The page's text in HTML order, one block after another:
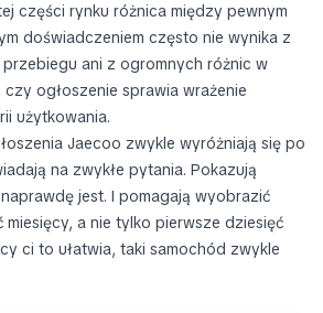
części rynku różnica między pewnym
doświadczeniem często nie wynika z
ani z ogromnych różnic w
ogłoszenie sprawia wrażenie
użytkowania.
Jaecoo zwykle wyróżniają się po
na zwykłe pytania. Pokazują
jest. I pomagają wyobrazić
miesięcy, a nie tylko pierwsze dziesięć
ci to ułatwia, taki samochód zwykle